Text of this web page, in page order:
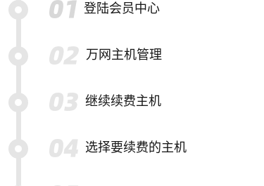
登陆会员中心
万网主机管理
继续续费主机
选择要续费的主机